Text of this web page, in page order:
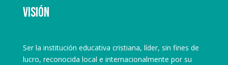
Visión
Ser la institución educativa cristiana, líder, sin fines de
lucro, reconocida local e internacionalmente por su